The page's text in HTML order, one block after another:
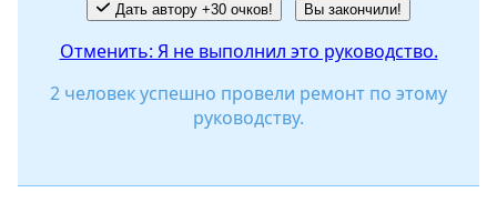
Дать автору +30 очков! Вы закончили!
Отменить: Я не выполнил это руководство.
2 человек успешно провели ремонт по этому
руководству.